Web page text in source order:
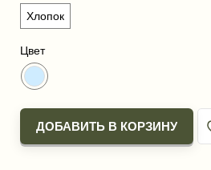
Хлопок
Цвет
ДОБАВИТЬ В КОРЗИНУ